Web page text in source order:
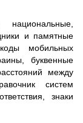
и памятные
мобильных
буквенные
между
систем
знаки